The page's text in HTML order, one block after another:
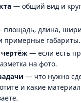
— общий вид и
площадь, длина,
примерные габариты.
— если есть
на фото.
— что нужно
и какие